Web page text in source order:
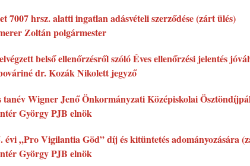
7007 hrsz. alatti ingatlan adásvételi szerződése (zárt ülés)
Zoltán polgármester
belső ellenőrzésről szóló Éves ellenőrzési jelentés
dr. Kozák Nikolett jegyző
tanév Wigner Jenő Önkormányzati Középiskolai
György PJB elnök
évi „Pro Vigilantia Göd” díj és kitüntetés adományozására
György PJB elnök